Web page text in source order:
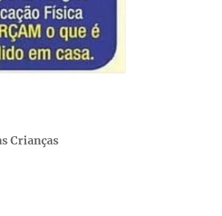
Crianças